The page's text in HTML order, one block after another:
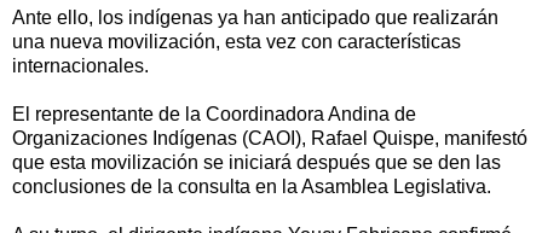
Ante ello, los indígenas ya han anticipado que realizarán
una nueva movilización, esta vez con características
internacionales.
El representante de la Coordinadora Andina de
Organizaciones Indígenas (CAOI), Rafael Quispe, manifestó
que esta movilización se iniciará después que se den las
conclusiones de la consulta en la Asamblea Legislativa.